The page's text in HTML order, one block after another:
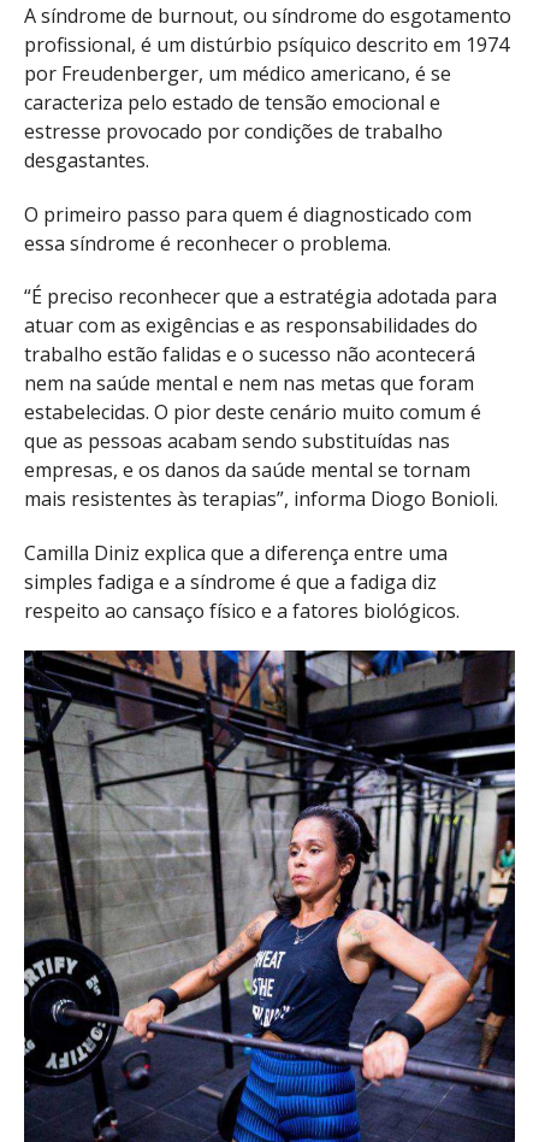
A síndrome de burnout, ou síndrome do esgotamento
profissional, é um distúrbio psíquico descrito em 1974
por Freudenberger, um médico americano, é se
caracteriza pelo estado de tensão emocional e
estresse provocado por condições de trabalho
desgastantes.
O primeiro passo para quem é diagnosticado com
essa síndrome é reconhecer o problema.
“É preciso reconhecer que a estratégia adotada para
atuar com as exigências e as responsabilidades do
trabalho estão falidas e o sucesso não acontecerá
nem na saúde mental e nem nas metas que foram
estabelecidas. O pior deste cenário muito comum é
que as pessoas acabam sendo substituídas nas
empresas, e os danos da saúde mental se tornam
mais resistentes às terapias”, informa Diogo Bonioli.
Camilla Diniz explica que a diferença entre uma
simples fadiga e a síndrome é que a fadiga diz
respeito ao cansaço físico e a fatores biológicos.